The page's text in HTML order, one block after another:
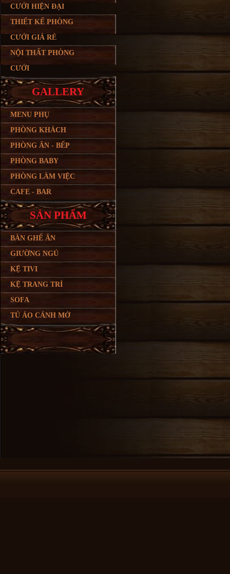
CƯỚI HIỆN ĐẠI
THIẾT KẾ PHÒNG
CƯỚI GIÁ RẺ
NỘI THẤT PHÒNG
CƯỚI
GALLERY
MENU PHỤ
PHÒNG KHÁCH
PHÒNG ĂN - BẾP
PHÒNG BABY
PHÒNG LÀM VIỆC
CAFE - BAR
SẢN PHẨM
BÀN GHẾ ĂN
GIƯỜNG NGỦ
KỆ TIVI
KỆ TRANG TRÍ
SOFA
TỦ ÁO CÁNH MỞ